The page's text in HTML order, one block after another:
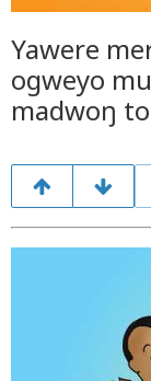
Yawere
ogweyo
madwoŋ